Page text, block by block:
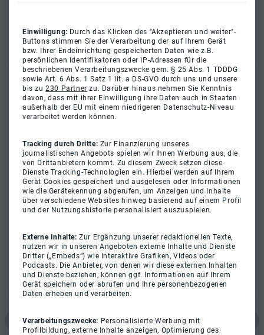
Einwilligung: Durch das Klicken des "Akzeptieren und weiter"-
Buttons stimmen Sie der Verarbeitung der auf Ihrem Gerät
bzw. Ihrer Endeinrichtung gespeicherten Daten wie z.B.
persönlichen Identifikatoren oder IP-Adressen für die
beschriebenen Verarbeitungszwecke gem. § 25 Abs. 1 TDDDG
sowie Art. 6 Abs. 1 Satz 1 lit. a DS-GVO durch uns und unsere
bis zu230 Partner zu. Darüber hinaus nehmen Sie Kenntnis
davon, dass mit ihrer Einwilligung ihre Daten auch in Staaten
außerhalb der EU mit einem niedrigeren Datenschutz-Niveau
verarbeitet werden können.
Tracking durch Dritte: Zur Finanzierung unseres
journalistischen Angebots spielen wir Ihnen Werbung aus, die
von Drittanbietern kommt. Zu diesem Zweck setzen diese
Dienste Tracking-Technologien ein. Hierbei werden auf Ihrem
Gerät Cookies gespeichert und ausgelesen oder Informationen
wie die Gerätekennung abgerufen, um Anzeigen und Inhalte
über verschiedene Websites hinweg basierend auf einem Profil
und der Nutzungshistorie personalisiert auszuspielen.
Externe Inhalte:Zur Ergänzung unserer redaktionellen Texte,
nutzen wir in unseren Angeboten externe Inhalte und Dienste
Dritter („Embeds“) wie interaktive Grafiken, Videos oder
Podcasts. Die Anbieter, von denen wir diese externen Inhalten
und Dienste beziehen, können ggf. Informationen auf Ihrem
Gerät speichern oder abrufen und Ihre personenbezogenen
Daten erheben und verarbeiten.
Verarbeitungszwecke: Personalisierte Werbung mit
Profilbildung, externe Inhalte anzeigen, Optimierung des